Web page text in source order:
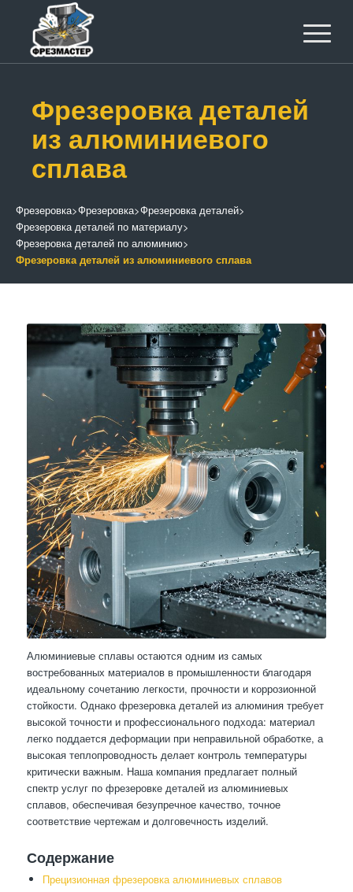
Фрезеровка деталей
из алюминиевого
сплава
Фрезеровка>Фрезеровка>Фрезеровка деталей>
Фрезеровка деталей по материалу>
Фрезеровка деталей по алюминию>
Фрезеровка деталей из алюминиевого сплава
Алюминиевые сплавы остаются одним из самых
востребованных материалов в промышленности благодаря
идеальному сочетанию легкости, прочности и коррозионной
стойкости. Однако фрезеровка деталей из алюминия требует
высокой точности и профессионального подхода: материал
легко поддается деформации при неправильной обработке, а
высокая теплопроводность делает контроль температуры
критически важным. Наша компания предлагает полный
спектр услуг по фрезеровке деталей из алюминиевых
сплавов, обеспечивая безупречное качество, точное
соответствие чертежам и долговечность изделий.
Содержание
Прецизионная фрезеровка алюминиевых сплавов